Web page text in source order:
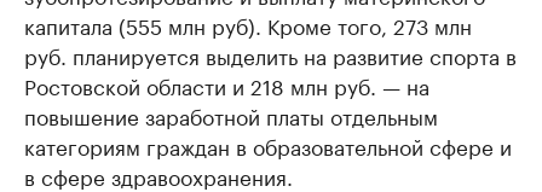
капитала (555 млн руб). Кроме того, 273 млн
руб. планируется выделить на развитие спорта в
Ростовской области и 218 млн руб. — на
повышение заработной платы отдельным
категориям граждан в образовательной сфере и
в сфере здравоохранения.